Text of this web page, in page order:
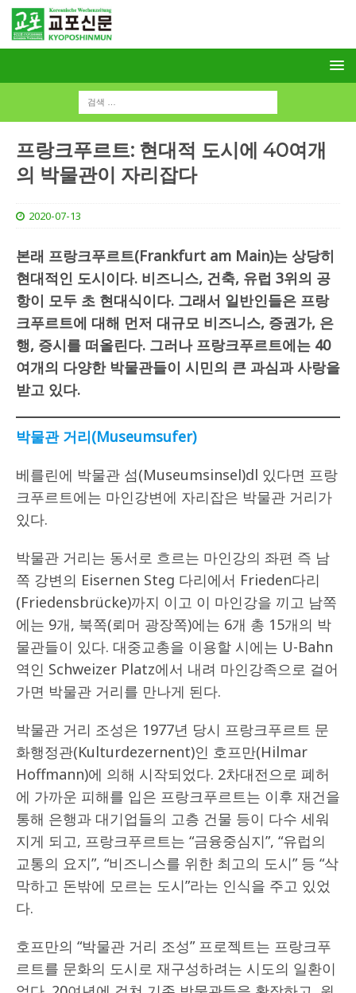
프랑크푸르트: 현대적 도시에 40여개
의 박물관이 자리잡다
2020-07-13
본래 프랑크푸르트(Frankfurt am Main)는 상당히
현대적인 도시이다. 비즈니스, 건축, 유럽 3위의 공
항이 모두 초 현대식이다. 그래서 일반인들은 프랑
크푸르트에 대해 먼저 대규모 비즈니스, 증권가, 은
행, 증시를 떠올린다. 그러나 프랑크푸르트에는 40
여개의 다양한 박물관들이 시민의 큰 과심과 사랑을
받고 있다.
박물관 거리(Museumsufer)
베를린에 박물관 섬(Museumsinsel)dl 있다면 프랑
크푸르트에는 마인강변에 자리잡은 박물관 거리가
있다.
박물관 거리는 동서로 흐르는 마인강의 좌편 즉 남
쪽 강변의 Eisernen Steg 다리에서 Frieden다리
(Friedensbrücke)까지 이고 이 마인강을 끼고 남쪽
에는 9개, 북쪽(뢰머 광장쪽)에는 6개 총 15개의 박
물관들이 있다. 대중교총을 이용할 시에는 U-Bahn
역인 Schweizer Platz에서 내려 마인강족으로 걸어
가면 박물관 거리를 만나게 된다.
박물관 거리 조성은 1977년 당시 프랑크푸르트 문
화행정관(Kulturdezernent)인 호프만(Hilmar
Hoffmann)에 의해 시작되었다. 2차대전으로 폐허
에 가까운 피해를 입은 프랑크푸르트는 이후 재건을
통해 은행과 대기업들의 고층 건물 등이 다수 세워
지게 되고, 프랑크푸르트는 “금융중심지”, “유럽의
교통의 요지”, “비즈니스를 위한 최고의 도시” 등 “삭
막하고 돈밖에 모르는 도시”라는 인식을 주고 있었
다.
호프만의 “박물관 거리 조성” 프로젝트는 프랑크푸
르트를 문화의 도시로 재구성하려는 시도의 일환이